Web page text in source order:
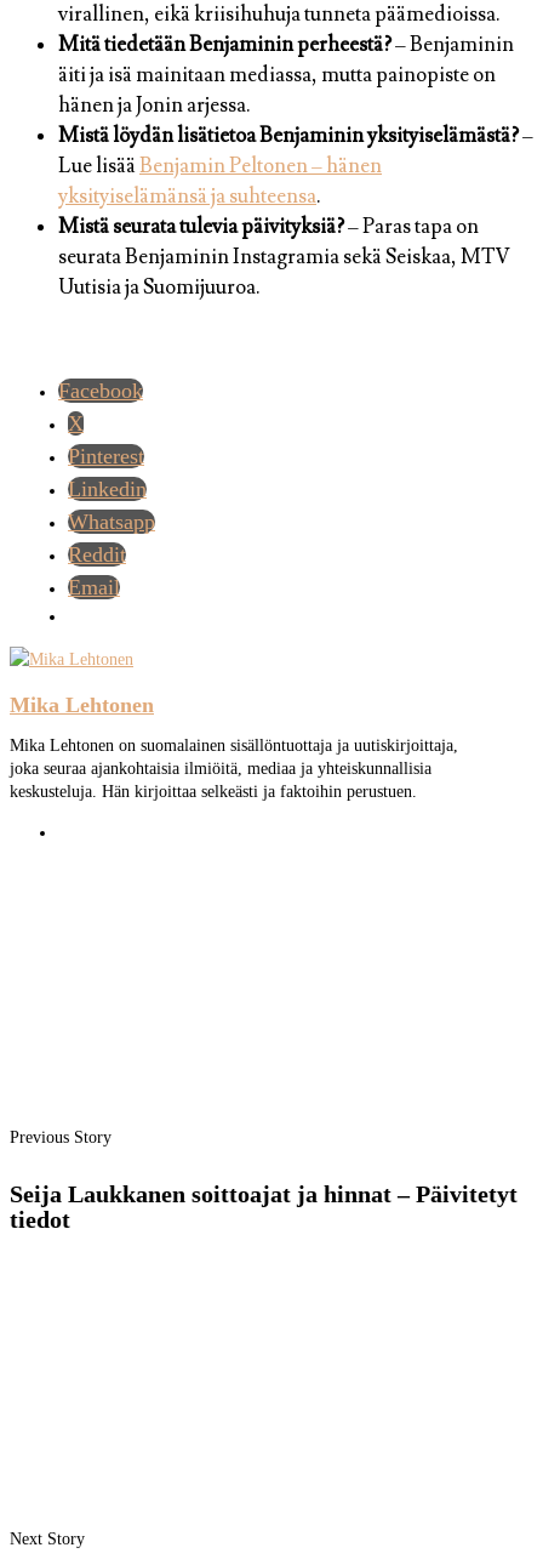
virallinen, eikä kriisihuhuja tunneta päämedioissa.
Mitä tiedetään Benjaminin perheestä?– Benjaminin
äiti ja isä mainitaan mediassa, mutta painopiste on
hänen ja Jonin arjessa.
Mistä löydän lisätietoa Benjaminin yksityiselämästä?–
Lue lisääBenjamin Peltonen – hänen
yksityiselämänsä ja suhteensa.
Mistä seurata tulevia päivityksiä?– Paras tapa on
seurata Benjaminin Instagramia sekä Seiskaa, MTV
Uutisia ja Suomijuuroa.
Facebook
X
Pinterest
Linkedin
Whatsapp
Reddit
Email
Mika Lehtonen
Mika Lehtonen on suomalainen sisällöntuottaja ja uutiskirjoittaja,
joka seuraa ajankohtaisia ilmiöitä, mediaa ja yhteiskunnallisia
keskusteluja. Hän kirjoittaa selkeästi ja faktoihin perustuen.
Previous Story
Seija Laukkanen soittoajat ja hinnat – Päivitetyt
tiedot
Next Story